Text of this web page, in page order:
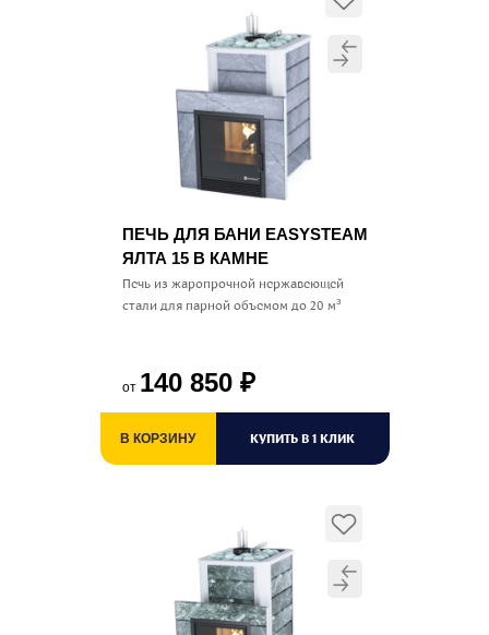
ПЕЧЬ ДЛЯ БАНИ EASYSTEAM
ЯЛТА 15 В КАМНЕ
Печь из жаропрочной нержавеющей
стали для парной объемом до 20 м³
от 140 850 ₽
В КОРЗИНУ КУПИТЬ В 1 КЛИК